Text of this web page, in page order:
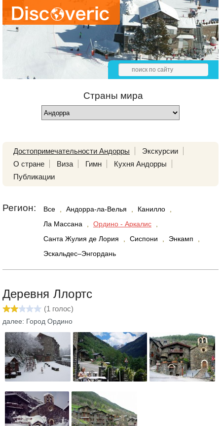
Страны мира
Достопримечательности Андорры
Экскурсии
О стране
Виза Гимн
Кухня Андорры
Публикации
Регион: Все Андорра-ла-Велья Канилло
Ла Массана
Ордино - Аркалис
Санта Жулия де Лория
Сиспони Энкамп
Эскальдес–Энгордань
Деревня Ллортс
(1 голос)
далее: Город Ордино